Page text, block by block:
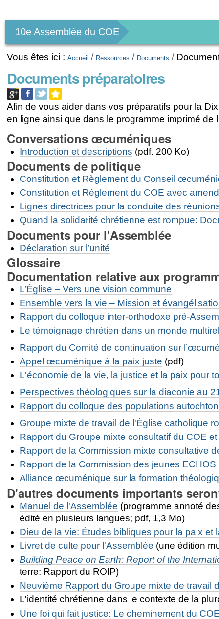
personnels
10e Assemblée du COE
Vous êtes ici : Accueil / Ressources / Documents /
Documents préparatoires
Afin de vous aider dans vos préparatifs pour la
en ligne ainsi que dans le programme imprimé de
Conversations œcuméniques
Introduction et descriptions (pdf, 200 Ko)
Documents de politique
Constitution et Règlement du Conseil
Constitution et Règlement du COE avec
Lignes directrices pour la conduite des
Quand la solidarité chrétienne est rompue:
Documents pour l'Assemblée
Déclaration sur l’unité
Glossaire
Documentation relative aux
L’Église – Vers une vision commune
Ensemble vers la vie – Mission et
Rapport du colloque inter-orthodoxe pré-
Le témoignage chrétien dans un monde
Rapport du Comité de continuation sur
Appel œcuménique à la paix juste (pdf)
L'économie de la vie, la justice et la paix pour
Perspectives théologiques sur la diaconie au
Rapport du colloque des populations
Groupe mixte de travail de l'Église catholique
Rapport du Groupe mixte consultatif du COE
Rapport de la Commission mixte consultative
Rapport de la Commission des jeunes ECHOS
Alliance œcuménique sur la formation
D'autres documents importants
Manuel de l'Assemblée (programme annoté
édité en plusieurs langues; pdf, 1,3 Mo)
Dieu de la vie: Études bibliques pour la paix et
Livret de culte pour l'Assemblée (une édition
Building Peace on Earth: Report of the
terre: Rapport du ROIP)
Neuvième Rapport du Groupe mixte de travail
L'identité chrétienne dans le contexte de la
Une foi qui fait justice: Le cheminement du